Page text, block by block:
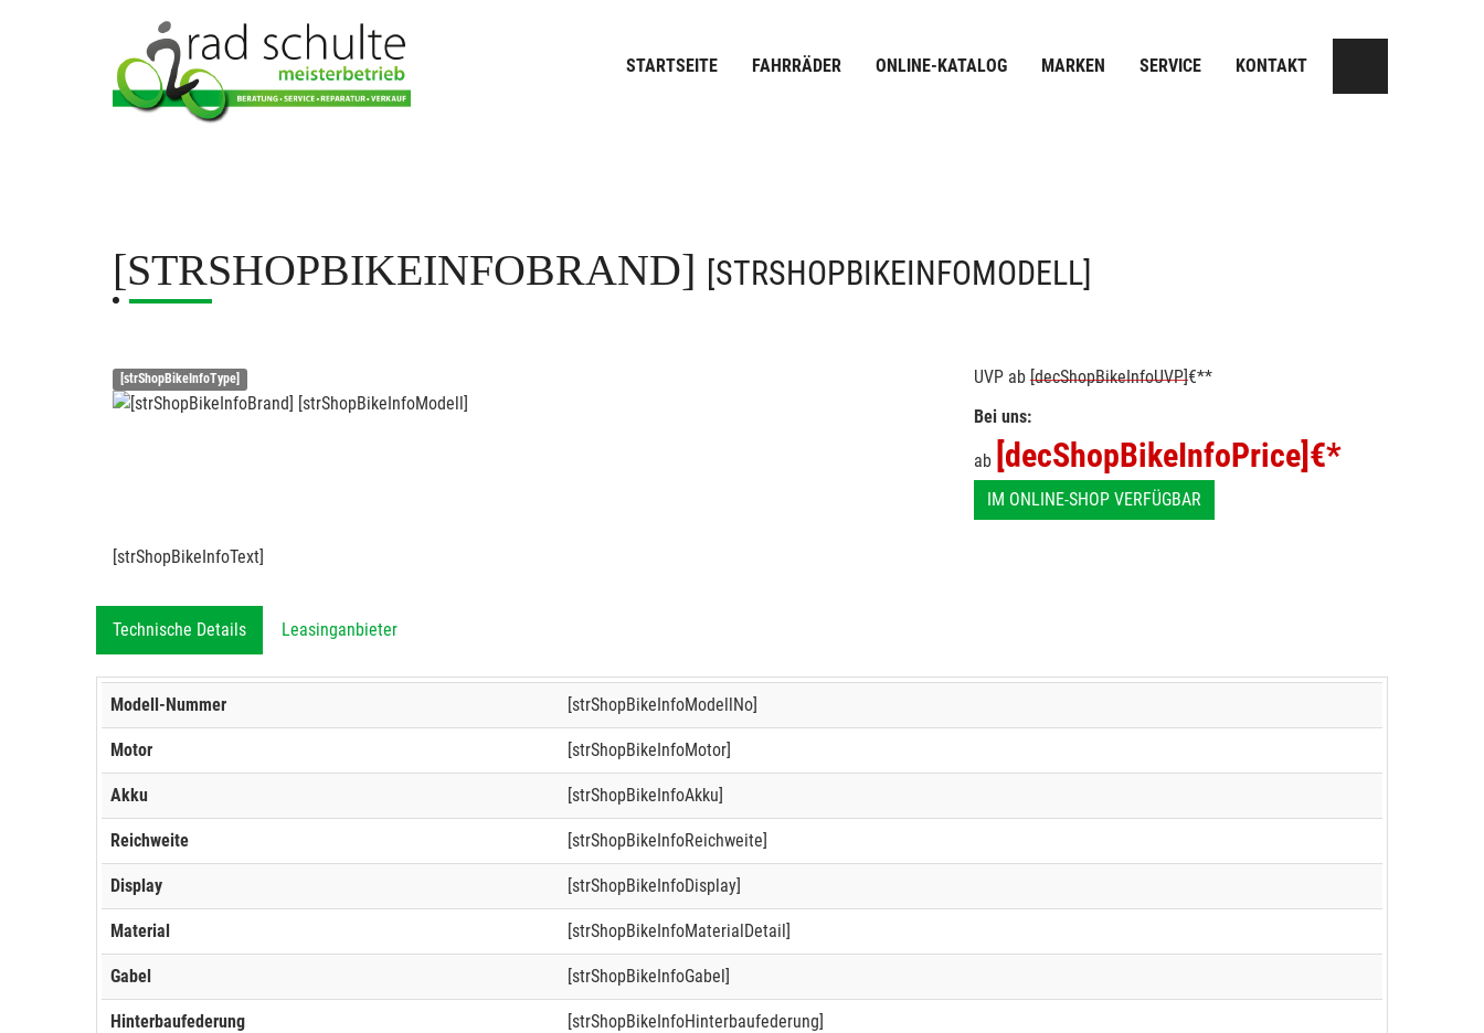
STARTSEITE FAHRRÄDER ONLINE-KATALOG MARKEN SERVICE KONTAKT
[STRSHOPBIKEINFOBRAND] [STRSHOPBIKEINFOMODELL]
[strShopBikeInfoType] UVP ab [decShopBikeInfoUVP]€**
Bei uns:
ab [decShopBikeInfoPrice] €*
IM ONLINE-SHOP VERFÜGBAR
[strShopBikeInfoText]
Technische Details Leasinganbieter
Modell-Nummer [strShopBikeInfoModellNo]
Motor [strShopBikeInfoMotor]
Akku [strShopBikeInfoAkku]
Reichweite [strShopBikeInfoReichweite]
Display [strShopBikeInfoDisplay]
Material [strShopBikeInfoMaterialDetail]
Gabel [strShopBikeInfoGabel]
Hinterbaufederung [strShopBikeInfoHinterbaufederung]